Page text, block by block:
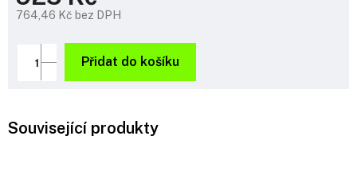
764,46 Kč bez DPH
cena:
Přidat do košíku
Související produkty